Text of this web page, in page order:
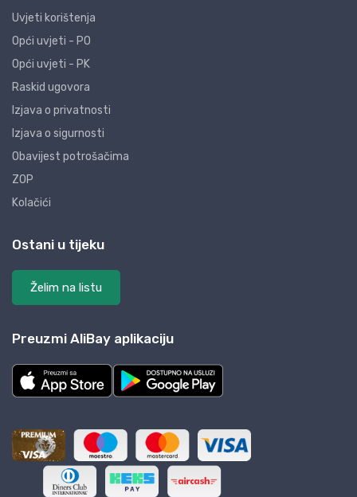
Uvjeti korištenja
Opći uvjeti - PO
Opći uvjeti - PK
Raskid ugovora
Izjava o privatnosti
Izjava o sigurnosti
Obavijest potrošačima
ZOP
Kolačići
Ostani u tijeku
Želim na listu
Preuzmi AliBay aplikaciju